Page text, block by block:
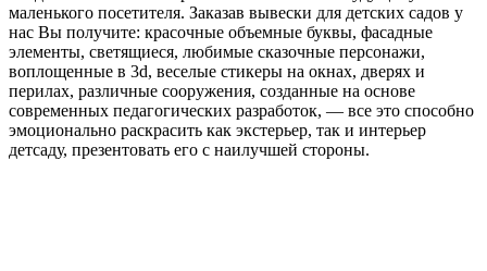
маленького посетителя. Заказав вывески для детских садов у
нас Вы получите: красочные объемные буквы, фасадные
элементы, светящиеся, любимые сказочные персонажи,
воплощенные в 3d, веселые стикеры на окнах, дверях и
перилах, различные сооружения, созданные на основе
современных педагогических разработок, — все это способно
эмоционально раскрасить как экстерьер, так и интерьер
детсаду, презентовать его с наилучшей стороны.